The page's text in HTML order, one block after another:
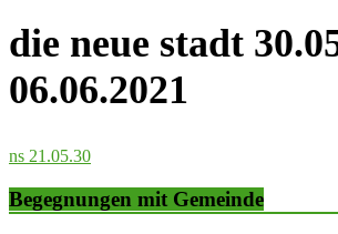
die neue stadt
06.06.2021
ns 21.05.30
Begegnungen mit Gemeinde